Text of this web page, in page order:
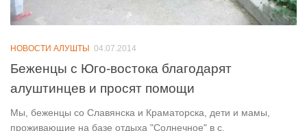
НОВОСТИ АЛУШТЫ 04.07.2014
Беженцы с Юго-востока благодарят
алуштинцев и просят помощи
Мы, беженцы со Славянска и Краматорска, дети и мамы,
проживающие на базе отдыха "Солнечное" в с.